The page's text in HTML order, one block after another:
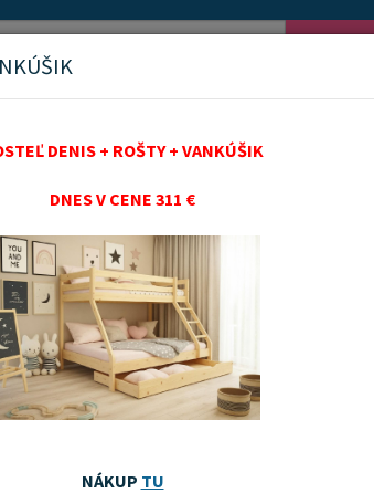
panely 30x60 cm
tovar Odporúčame
DENIS + ROŠTY + VANKÚŠIK
DNES V CENE 311 €
NÁKUP TU